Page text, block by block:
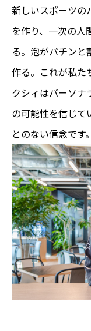
新しいスポーツの
を作り、一次の人
る。泡がパチンと
作る。これが私た
クシィはパーソナ
の可能性を信じて
とのない信念です。